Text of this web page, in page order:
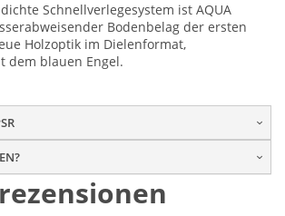
Schnellverlegesystem ist AQUA
Bodenbelag der ersten
Holzoptik im Dielenformat,
dem blauen Engel.